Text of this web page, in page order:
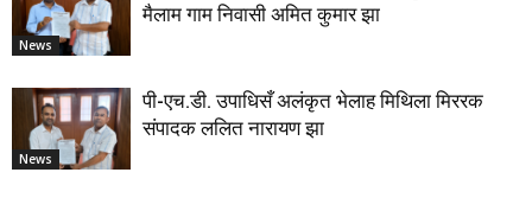
News
मैलाम गाम निवासी अमित कुमार झा
News
पी-एच.डी. उपाधिसँ अलंकृत भेलाह मिथिला मिररक
संपादक ललित नारायण झा